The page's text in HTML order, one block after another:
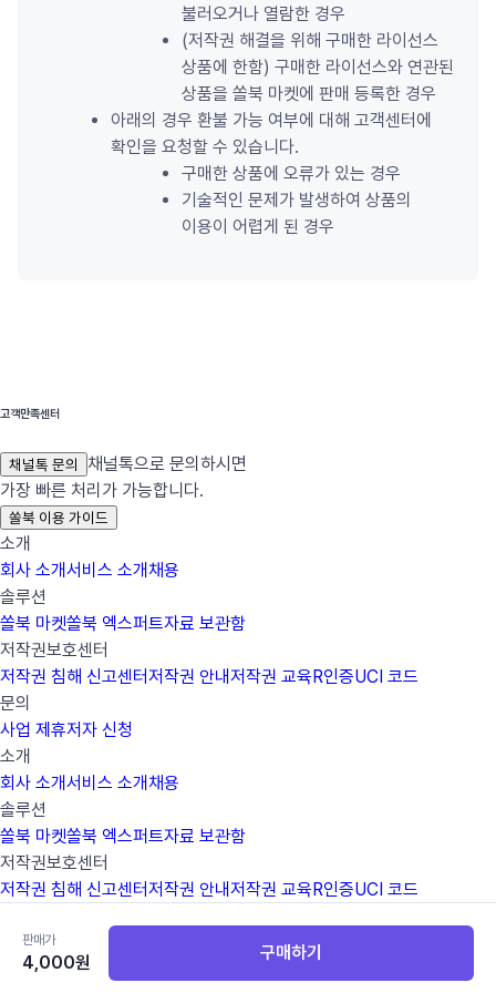
불러오거나 열람한 경우
(저작권 해결을 위해 구매한 라이선스
상품에 한함) 구매한 라이선스와 연관된
상품을 쏠북 마켓에 판매 등록한 경우
아래의 경우 환불 가능 여부에 대해 고객센터에
확인을 요청할 수 있습니다.
구매한 상품에 오류가 있는 경우
기술적인 문제가 발생하여 상품의
이용이 어렵게 된 경우
판매가
4,000원 구매하기
고객만족센터
채널톡 문의
채널톡으로 문의하시면
가장 빠른 처리가 가능합니다.
쏠북 이용 가이드
소개
회사 소개서비스 소개채용
솔루션
쏠북 마켓쏠북 엑스퍼트자료 보관함
저작권보호센터
저작권 침해 신고센터저작권 안내저작권 교육 R인증UCI 코드
문의
사업 제휴저자 신청
소개
회사 소개서비스 소개채용
솔루션
쏠북 마켓쏠북 엑스퍼트자료 보관함
저작권보호센터
저작권 침해 신고센터저작권 안내저작권 교육 R인증UCI 코드
사업 제휴